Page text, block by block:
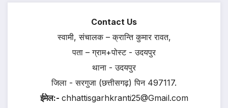
Contact Us
स्वामी, संचालक – क्रान्ति कुमार रावत,
पता – ग्राम+पोस्ट - उदयपुर
थाना - उदयपुर
जिला - सरगुजा (छत्तीसगढ़) पिन 497117.
ईमेल:- chhattisgarhkranti25@Gmail.com